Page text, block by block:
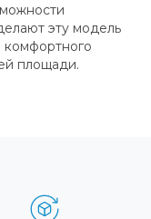
эту модель
площади.